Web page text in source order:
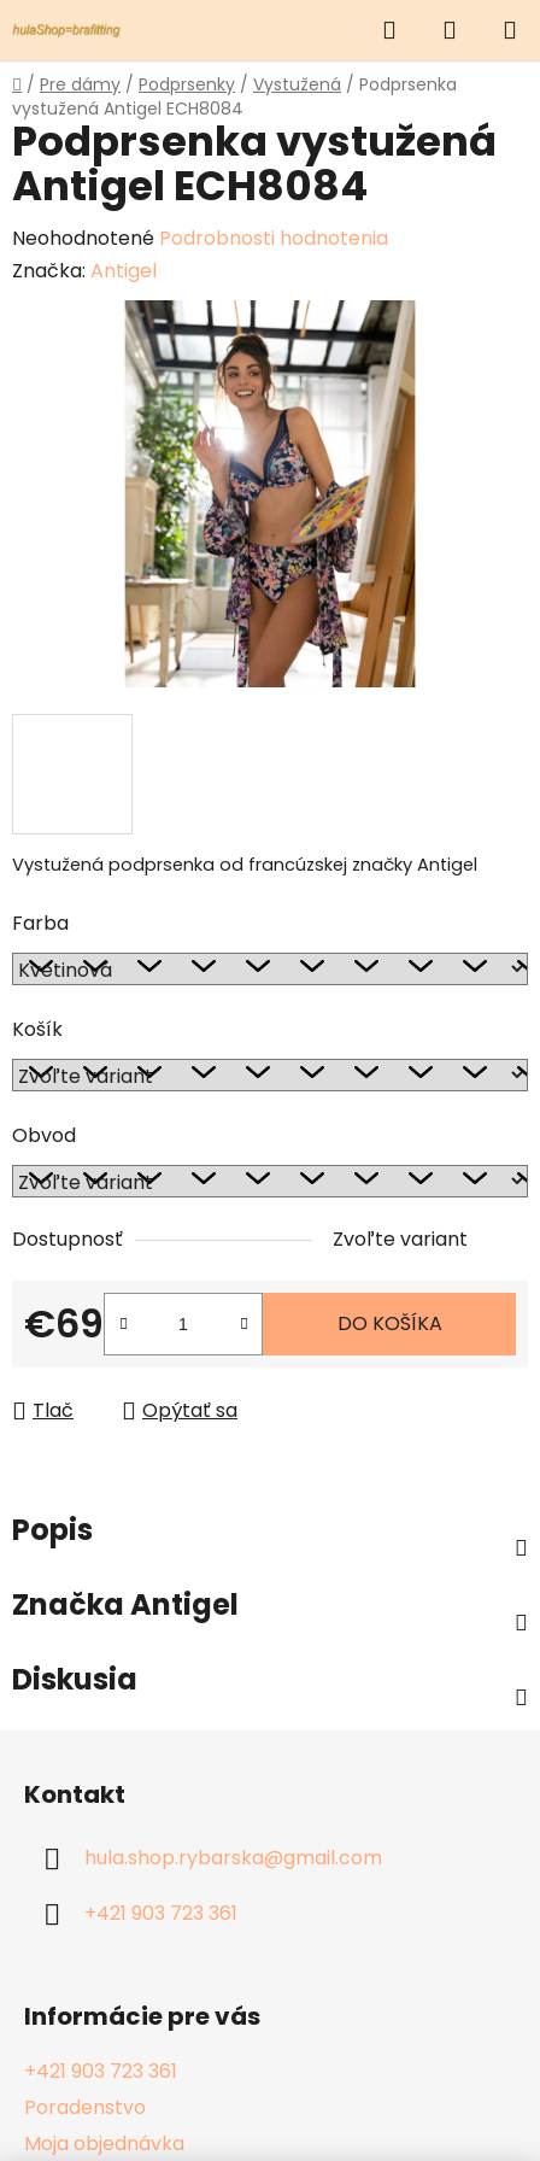
na
obsah
Hľadať
KOŠÍK
Domov
/ Pre dámy / Podprsenky / Vystužená / Podprsenka
vystužená Antigel ECH8084
Vystužená podprsenka od francúzskej značky Antigel
Farba
Košík
Obvod
Dostupnosť Zvoľte variant
€69
Jednotková cena:
DO KOŠÍKA
Tlač Opýtať sa
Podprsenka vystužená
Antigel ECH8084
Priemerné
hodnotenie
Neohodnotené Podrobnosti hodnotenia
Značka: Antigel
Popis
ZnačkaAntigel
Diskusia
Kontakt
hula.shop.rybarska@gmail.com
+421 903 723 361
Informácie pre vás
+421 903 723 361
Poradenstvo
Moja objednávka